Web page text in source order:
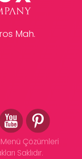
Çözümleri
Saklıdır.
Mah.